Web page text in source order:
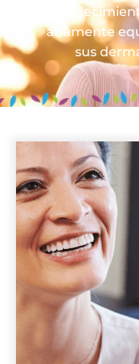
altamente
sus